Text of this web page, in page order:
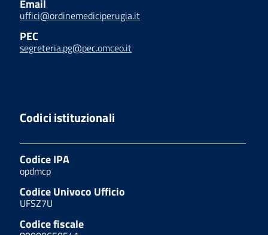
Email
uffici@ordinemediciperugia.it
PEC
segreteria.pg@pec.omceo.it
Codici istituzionali
Codice IPA
opdmcp
Codice Univoco Ufficio
UFSZ7U
Codice fiscale